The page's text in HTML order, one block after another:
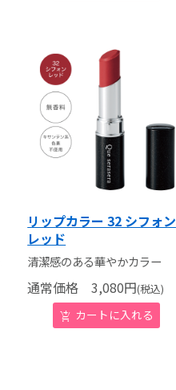
リップカラー 32 シフォン
レッド
清潔感のある華やかカラー
通常価格 3,080円(税込)